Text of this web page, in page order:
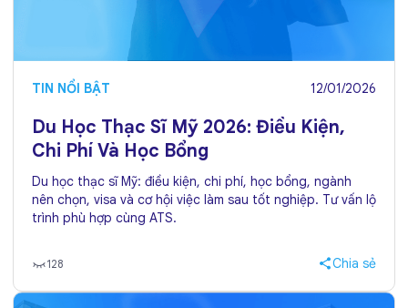
TIN NỔI BẬT 12/01/2026
Du Học Thạc Sĩ Mỹ 2026: Điều Kiện,
Chi Phí Và Học Bổng
Du học thạc sĩ Mỹ: điều kiện, chi phí, học bổng, ngành
nên chọn, visa và cơ hội việc làm sau tốt nghiệp. Tư vấn lộ
trình phù hợp cùng ATS.
128 Chia sẻ